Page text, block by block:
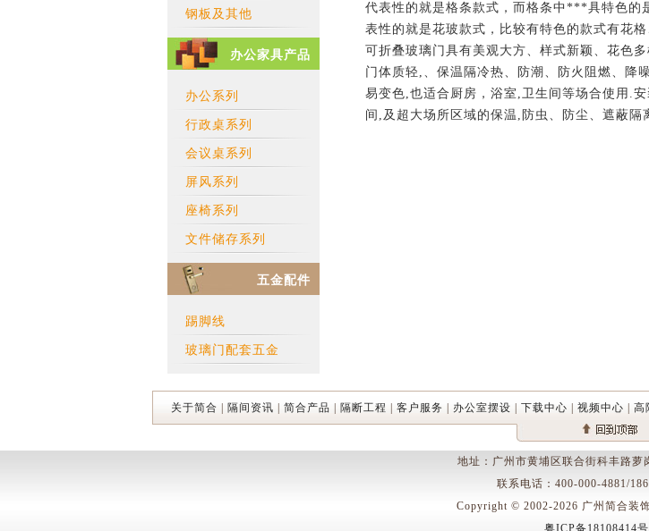
钢板及其他
办公家具产品
办公系列
行政桌系列
会议桌系列
屏风系列
座椅系列
文件储存系列
五金配件
踢脚线
玻璃门配套五金
代表性的就是格条款式，而格条中***具特色
表性的就是花玻款式，比较有特色的款式有花格
可折叠玻璃门具有美观大方、样式新颖、花色
门体质轻,、保温隔冷热、防潮、防火阻燃、降
易变色,也适合厨房，浴室,卫生间等场合使用.
间,及超大场所区域的保温,防虫、防尘、遮蔽隔
关于简合 隔间资讯 简合产品 隔断工程 客户服务 办公室摆设 下载中心 视频中心 高
地址：广州市黄埔区联合街科丰路萝
联系电话：400-000-4881/
Copyright © 2002-2026 广州简合装
粤ICP备18108414